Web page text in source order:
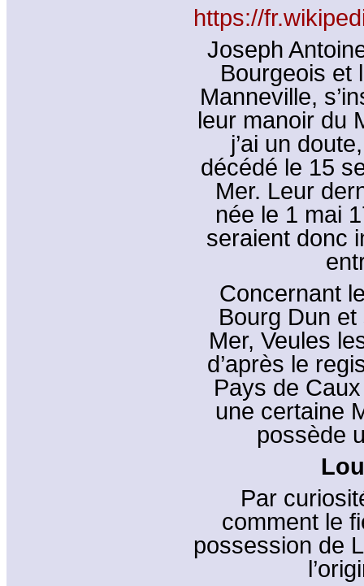
https://
Joseph
Bourgeois et
Manneville,
leur manoir du
j’ai un
décédé le 15
Mer. Leur
née le 1 mai
seraient donc
Concernant
Bourg Dun et
Mer, Veules
d’après le
Pays de
une certaine
possède
Par
comment le
possession de